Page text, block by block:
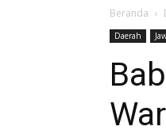
Beranda
Daerah